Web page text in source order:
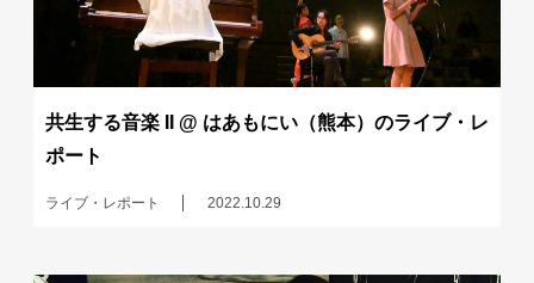
共生する音楽 II @ はあもにい（熊本）のライブ・レ
ポート
ライブ・レポート 2022.10.29